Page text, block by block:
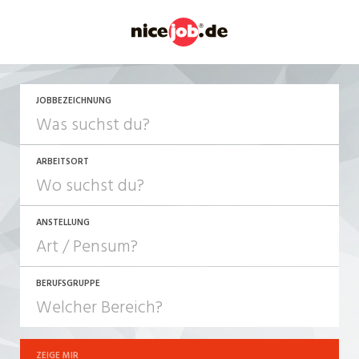
JOBBEZEICHNUNG
ARBEITSORT
ANSTELLUNG
JOB-TYP
Festanstellung
BERUFSGRUPPE
ZEIGE MIR